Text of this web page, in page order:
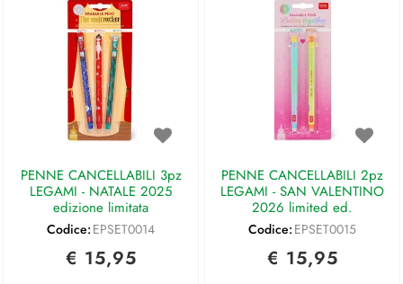
PENNE CANCELLABILI 3pz
LEGAMI - NATALE 2025
edizione limitata
Codice: EPSET0014
€ 15,95
PENNE CANCELLABILI 2pz
LEGAMI - SAN VALENTINO
2026 limited ed.
Codice: EPSET0015
€ 15,95